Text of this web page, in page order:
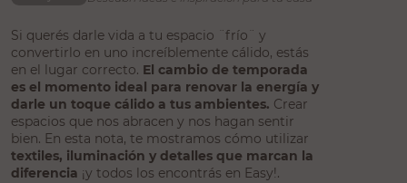
Si querés darle vida a tu espacio ¨frío¨ y
convertirlo en uno increíblemente cálido, estás
en el lugar correcto. El cambio de temporada
es el momento ideal para renovar la energía y
darle un toque cálido a tus ambientes. Crear
espacios que nos abracen y nos hagan sentir
bien. En esta nota, te mostramos cómo utilizar
textiles, iluminación y detalles que marcan la
diferencia ¡y todos los encontrás en Easy!.